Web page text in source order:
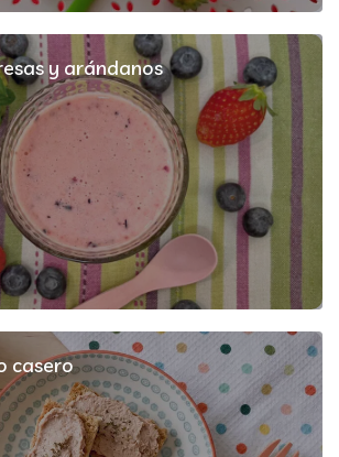
y arándanos
casero